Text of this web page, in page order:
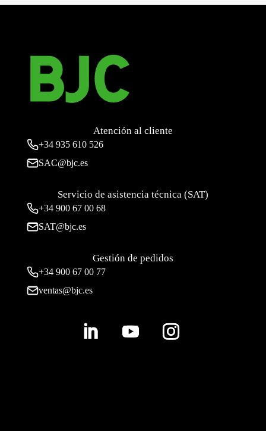
Atención al cliente
+34 935 610 526
SAC@bjc.es
Servicio de asistencia técnica (SAT)
+34 900 67 00 68
SAT@bjc.es
Gestión de pedidos
+34 900 67 00 77
ventas@bjc.es